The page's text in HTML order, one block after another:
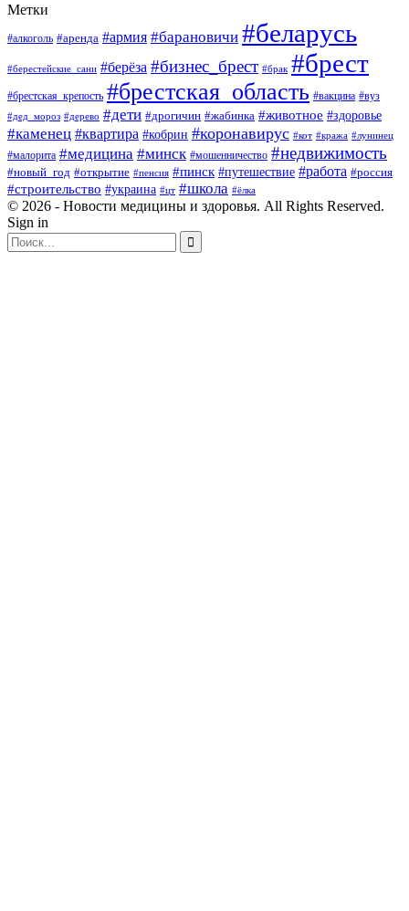
Метки
#алкоголь #аренда #армия #барановичи #беларусь
#берестейские_сани #берёза #бизнес_брест #брак #брест
#брестская_крепость #брестская_область #вакцина #вуз
#дед_мороз #дерево #дети #дрогичин #жабинка #животное #здоровье
#каменец #квартира #кобрин #коронавирус #кот #кража #лунинец
#малорита #медицина #минск #мошенничество #недвижимость
#новый_год #открытие #пенсия #пинск #путешествие #работа #россия
#строительство #украина #цт #школа #ёлка
© 2026 - Новости медицины и здоровья. All Rights Reserved.
Sign in